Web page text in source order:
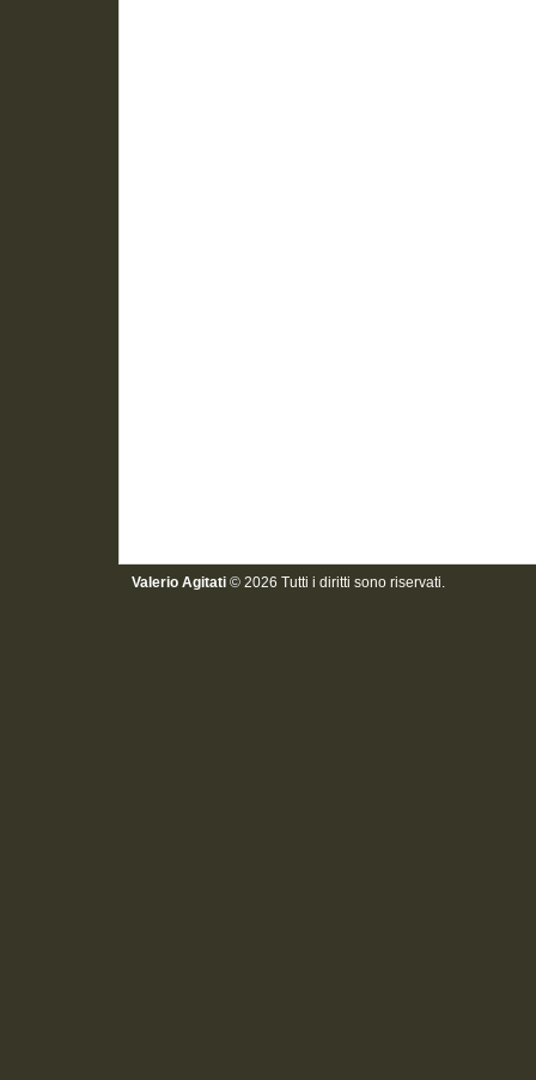
Valerio Agitati © 2026 Tutti i diritti sono riservati.